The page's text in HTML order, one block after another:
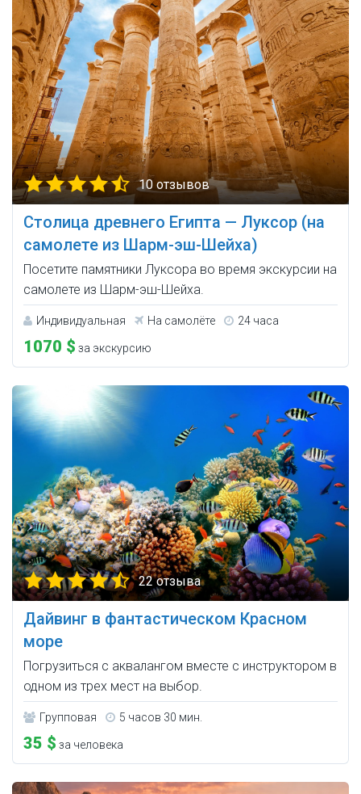
10 отзывов
Столица древнего Египта — Луксор (на
самолете из Шарм-эш-Шейха)
Посетите памятники Луксора во время экскурсии на
самолете из Шарм-эш-Шейха.
Индивидуальная На самолёте 24 часа
1070 $ за экскурсию
22 отзыва
Дайвинг в фантастическом Красном
море
Погрузиться с аквалангом вместе с инструктором в
одном из трех мест на выбор.
Групповая 5 часов 30 мин.
35 $ за человека